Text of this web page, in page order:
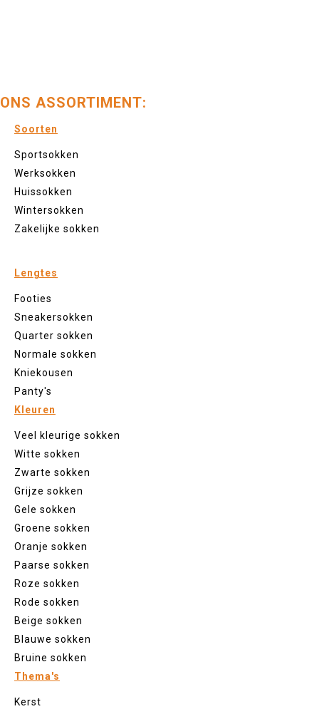
ONS ASSORTIMENT:
Soorten
Sportsokken
Werksokken
Huissokken
Wintersokken
Zakelijke sokken
Lengtes
Footies
Sneakersokken
Quarter sokken
Normale sokken
Kniekousen
Panty's
Kleuren
Veel kleurige sokken
Witte sokken
Zwarte sokken
Grijze sokken
Gele sokken
Groene sokken
Oranje sokken
Paarse sokken
Roze sokken
Rode sokken
Beige sokken
Blauwe sokken
Bruine sokken
Thema's
Kerst